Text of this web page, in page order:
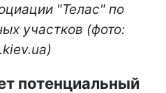
"Телас" по
участков (фото:
потенциальный